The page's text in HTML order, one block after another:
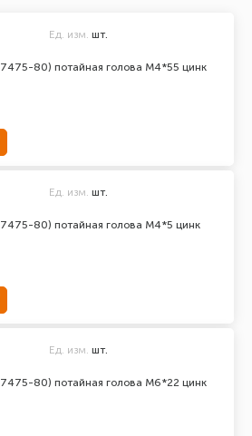
80) потайная голова М4*55 цинк
Ед. изм. шт.
80) потайная голова М4*5 цинк
Ед. изм. шт.
80) потайная голова М6*22 цинк
Ед. изм. шт.